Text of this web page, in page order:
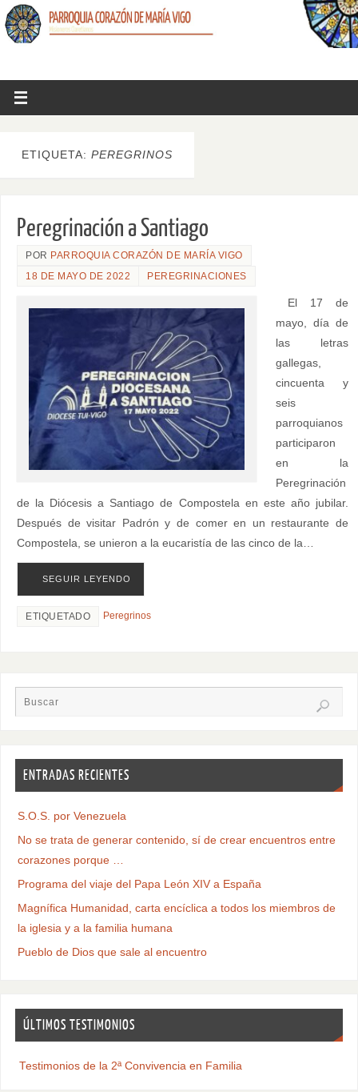
ETIQUETA: PEREGRINOS
Peregrinación a Santiago
POR PARROQUIA CORAZÓN DE MARÍA VIGO
18 DE MAYO DE 2022
PEREGRINACIONES
El 17 de
mayo, día de
las letras
gallegas,
cincuenta y
seis
parroquianos
participaron
en la
Peregrinación
de la Diócesis a Santiago de Compostela en este año jubilar.
Después de visitar Padrón y de comer en un restaurante de
Compostela, se unieron a la eucaristía de las cinco de la…
SEGUIR LEYENDO
ETIQUETADO Peregrinos
ENTRADAS RECIENTES
S.O.S. por Venezuela
No se trata de generar contenido, sí de crear encuentros entre
corazones porque …
Programa del viaje del Papa León XIV a España
Magnífica Humanidad, carta encíclica a todos los miembros de
la iglesia y a la familia humana
Pueblo de Dios que sale al encuentro
ÚLTIMOS TESTIMONIOS
Testimonios de la 2ª Convivencia en Familia